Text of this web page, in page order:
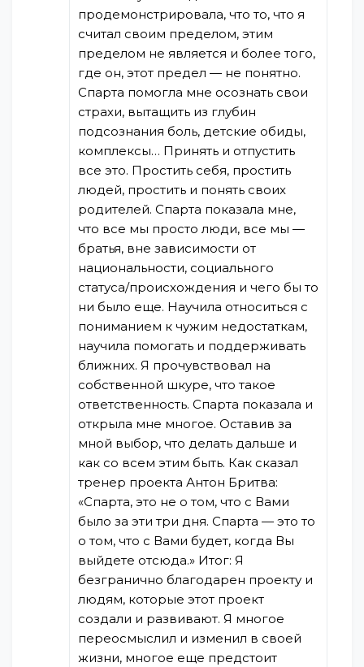
продемонстрировала, что то, что я
считал своим пределом, этим
пределом не является и более того,
где он, этот предел — не понятно.
Спарта помогла мне осознать свои
страхи, вытащить из глубин
подсознания боль, детские обиды,
комплексы… Принять и отпустить
все это. Простить себя, простить
людей, простить и понять своих
родителей. Спарта показала мне,
что все мы просто люди, все мы —
братья, вне зависимости от
национальности, социального
статуса/происхождения и чего бы то
ни было еще. Научила относиться с
пониманием к чужим недостаткам,
научила помогать и поддерживать
ближних. Я прочувствовал на
собственной шкуре, что такое
ответственность. Спарта показала и
открыла мне многое. Оставив за
мной выбор, что делать дальше и
как со всем этим быть. Как сказал
тренер проекта Антон Бритва:
«Спарта, это не о том, что с Вами
было за эти три дня. Спарта — это то
о том, что с Вами будет, когда Вы
выйдете отсюда.» Итог: Я
безгранично благодарен проекту и
людям, которые этот проект
создали и развивают. Я многое
переосмыслил и изменил в своей
жизни, многое еще предстоит